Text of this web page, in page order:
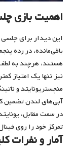
اهمیت بازی
باقی‌مانده، در رده
هستند، هرچند به لطف
نیز تنها یک امتیاز
منچستریونایتد و
آبی‌های لندن تضمین
در سمت مقابل،
تمرکز خود را روی
آمار و نفرات